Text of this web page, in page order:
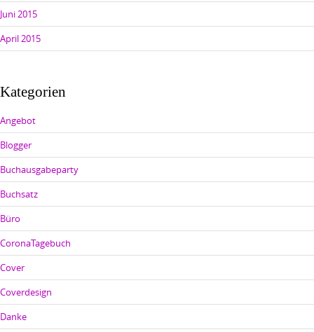
Juni 2015
April 2015
Kategorien
Angebot
Blogger
Buchausgabeparty
Buchsatz
Büro
CoronaTagebuch
Cover
Coverdesign
Danke